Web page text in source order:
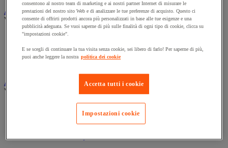
Assorbente industriale
Vedi tutte le categorie
Assorbente
Barriera anti-inquinamento e sistema di deviazione delle
perdite
Attrezzatura e mobili per studi medici
Vedi tutte le categorie
Lettino, paravento e sedia per studi medici
Materiale per diagnosi di medicina generale
consentono al nostro team di marketing e ai nostri partner Internet di misurare le
prestazioni del nostro sito Web e di analizzare le tue preferenze di acquisto. Questo ci
consente di offrirti prodotti ancora più personalizzati in base alle tue esigenze e una
pubblicità adeguata. Se vuoi saperne di più sulle finalità di ogni tipo di cookie, clicca su
"impostazioni cookie".
E se scegli di continuare la tua visita senza cookie, sei libero di farlo! Per saperne di più,
puoi anche leggere la nostra politica dei cookie
Accetta tutti i cookie
Impostazioni cookie